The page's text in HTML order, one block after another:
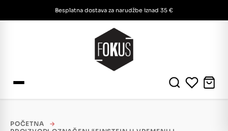
Besplatna dostava za narudžbe iznad 35 €
POČETNA
→